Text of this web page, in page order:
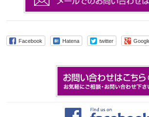
Facebook Hatena twitter